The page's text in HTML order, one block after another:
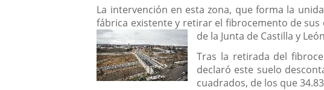
La intervención en esta zona, que forma la
fábrica existente y retirar el fibrocemento de
de la Junta de Castilla y
Tras la retirada del
declaró este suelo
cuadrados, de los que